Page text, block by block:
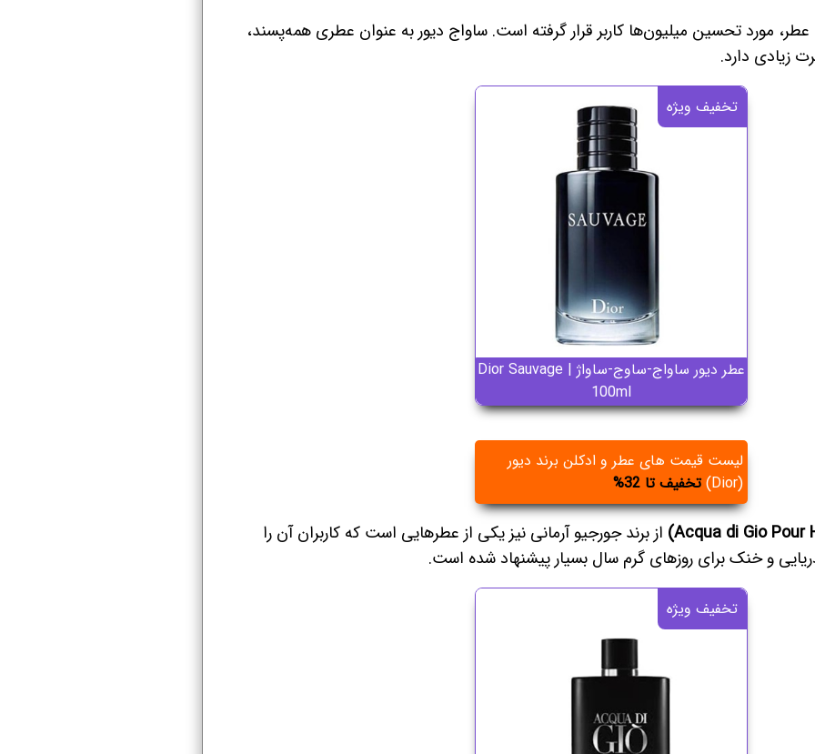
مورد تحسین میلیون‌ها کاربر قرار گرفته است. ساواج دیور به عنوان عطری همه‌پسند،
زیادی دارد.
تخفیف ویژه
عطر دیور ساواج-ساوج-ساواژ | Dior Sauvage
100ml
لیست قیمت های عطر و ادکلن برند دیور
(Dior)
تخفیف تا 32%
از برند جورجیو آرمانی نیز یکی از عطرهایی است که کاربران آن را
و خنک برای روزهای گرم سال بسیار پیشنهاد شده است.
تخفیف ویژه